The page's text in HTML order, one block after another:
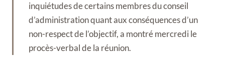
inquiétudes de certains membres du conseil
d’administration quant aux conséquences d’un
non-respect de l’objectif, a montré mercredi le
procès-verbal de la réunion.